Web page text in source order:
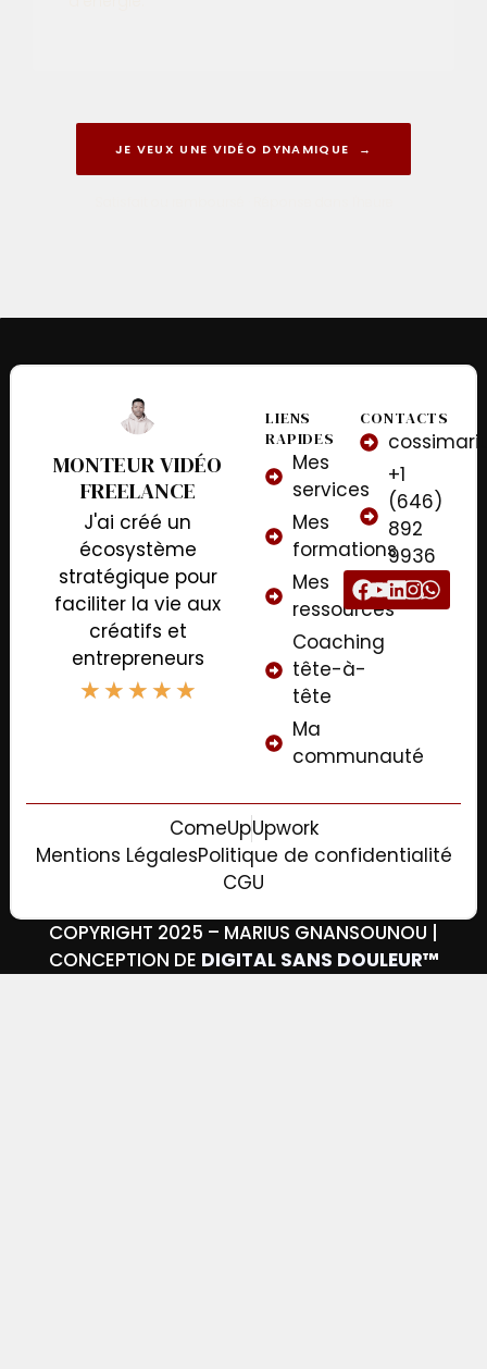
JE VEUX UNE VIDÉO DYNAMIQUE →
MONTEUR VIDÉO
FREELANCE
J'ai créé un
écosystème
stratégique pour
faciliter la vie aux
créatifs et
entrepreneurs
★ ★ ★ ★ ★
LIENS
RAPIDES
Mes
services
Mes
formations
Mes
ressources
Coaching
tête-à-
tête
Ma
communauté
CONTACTS
+1
(646)
892
9936
ComeUpUpwork
Mentions LégalesPolitique de confidentialité
CGU
COPYRIGHT 2025 – MARIUS GNANSOUNOU |
CONCEPTION DE DIGITAL SANS DOULEUR™